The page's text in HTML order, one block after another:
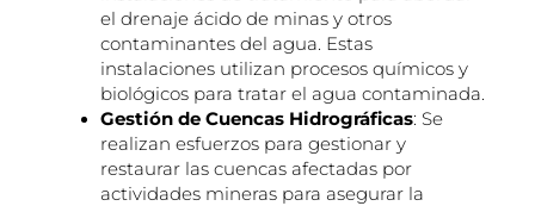
el drenaje ácido de minas y otros
contaminantes del agua. Estas
instalaciones utilizan procesos químicos y
biológicos para tratar el agua contaminada.
Gestión de Cuencas Hidrográficas: Se
realizan esfuerzos para gestionar y
restaurar las cuencas afectadas por
actividades mineras para asegurar la